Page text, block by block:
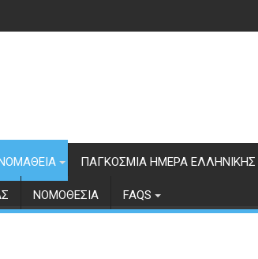
ΠΑΓΚΌΣΜΙΑ ΗΜΈΡΑ
ΝΟΜΟΘΕΣΊΑ FAQS